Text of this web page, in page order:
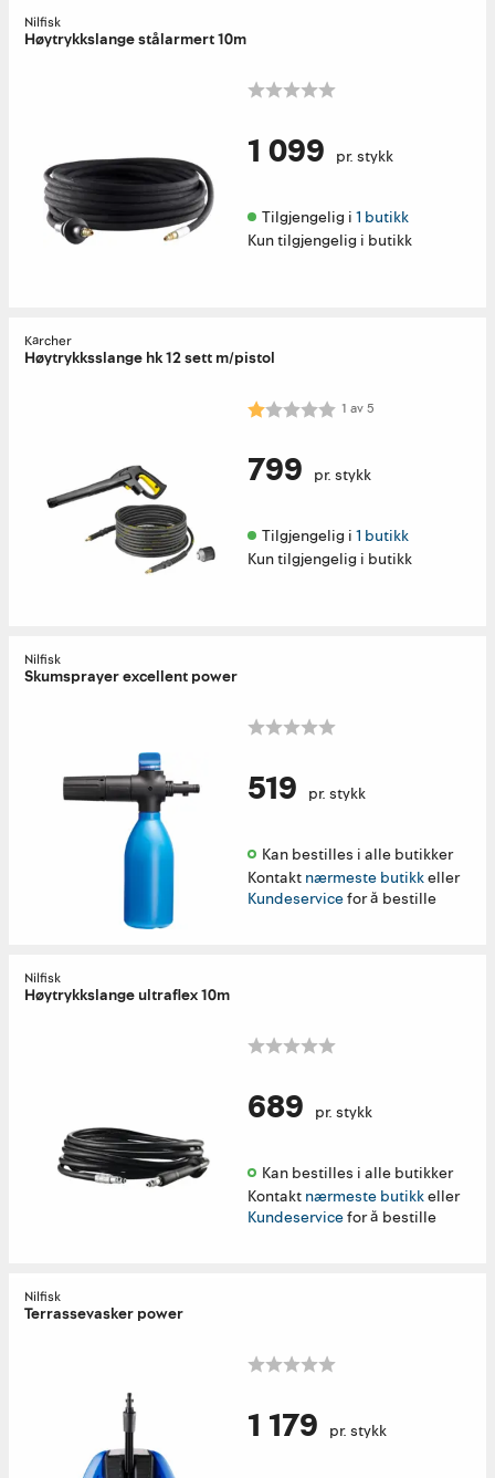
Nilfisk
Høytrykkslange stålarmert 10m
1 099 pr. stykk
Tilgjengelig i 1 butikk
Kun tilgjengelig i butikk
Kärcher
Høytrykksslange hk 12 sett m/pistol
Karakter: 1.0 av 5 mulige
1 av5
799 pr. stykk
Tilgjengelig i 1 butikk
Kun tilgjengelig i butikk
Nilfisk
Skumsprayer excellent power
519 pr. stykk
Kan bestilles i alle butikker
Kontakt nærmeste butikkeller
Kundeservicefor å bestille
Nilfisk
Høytrykkslange ultraflex 10m
689 pr. stykk
Kan bestilles i alle butikker
Kontakt nærmeste butikkeller
Kundeservicefor å bestille
Nilfisk
Terrassevasker power
1 179 pr. stykk